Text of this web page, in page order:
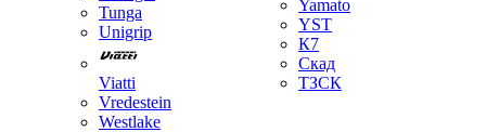
Tunga
Unigrip
Viatti
Vredestein
Westlake
Yamato
YST
К7
Скад
ТЗСК